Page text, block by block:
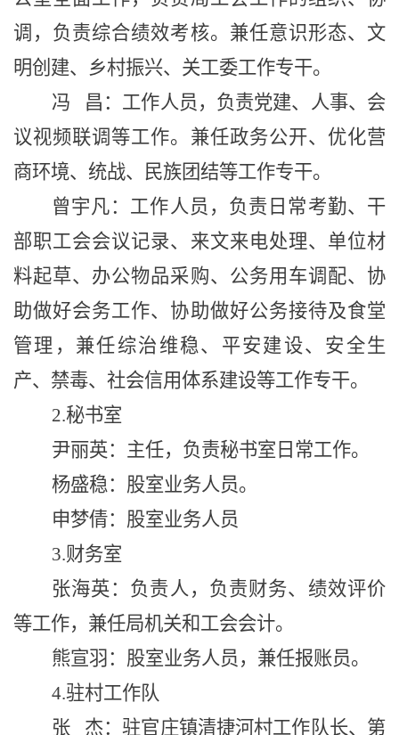
调 ， 负责综合绩效考核。兼任意识形态、 文
明创建、乡村振兴、 关工委工作专干。
冯 昌：工作人员，负责党建、 人事、 会
议视频联调 等工作。兼任政务公开、 优化营
商环境、统战、民族团结等工作专干。
曾宇凡：工作人员， 负责日常考勤、 干
部职工会会议记录、 来文来电处理、单位材
料起草、办公物品采购、公务用车调配、 协
助做好会务工作、协助做好公务接待及食堂
管理 ， 兼任综治维稳、平安建设、安全生
产、禁毒、 社会信用体系建设等工作专干。
2.秘书室
尹丽英：主任， 负责秘书室日常工作。
杨盛稳：股室业务人员。
申梦倩：股室业务人员
3.财务室
张海英： 负责人， 负责财务、绩效评价
等工作，兼任局机关和工会会计。
熊宣羽：股室业务人员，兼任报账员。
4.驻村工作队
张 杰：驻官庄镇清捷河村工作队长、第